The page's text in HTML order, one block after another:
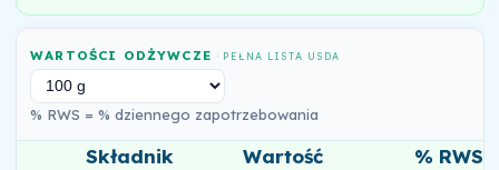
WARTOŚCI ODŻYWCZE· PEŁNA LISTA USDA
% RWS = % dziennego zapotrzebowania
Składnik Wartość % RWS